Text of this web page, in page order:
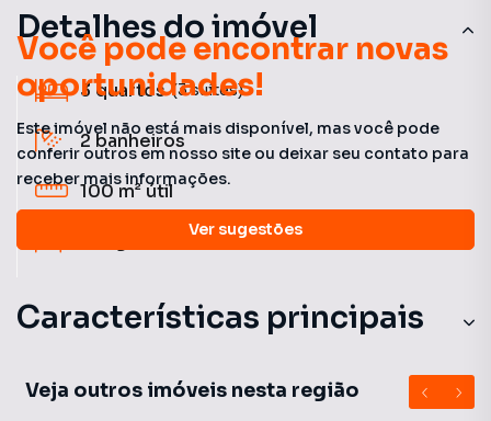
Você pode encontrar novas
oportunidades!
Este imóvel não está mais disponível, mas você pode
conferir outros em nosso site ou deixar seu contato para
receber mais informações.
Ver sugestões
Detalhes do imóvel
3quartos (3 suítes)
2banheiros
100 m² útil
Características principais
Veja outros imóveis nesta região